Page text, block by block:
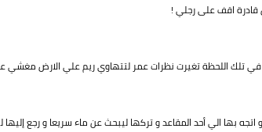
اقف على رجلي !
في تلك اللحظة تغيرت نظرات عمر لتتهاوي ريم علي الارض مغشي
بها الي أحد المقاعد و تركها ليبحث عن ماء سريعا و رجع